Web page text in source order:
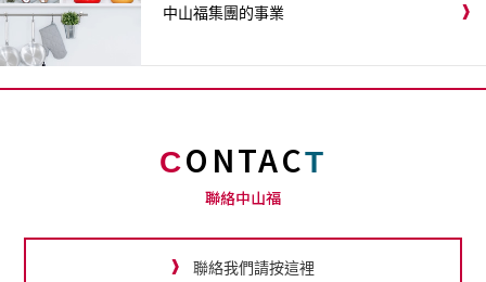
中山福集團的事業
CONTACT
聯絡中山福
聯絡我們請按這裡